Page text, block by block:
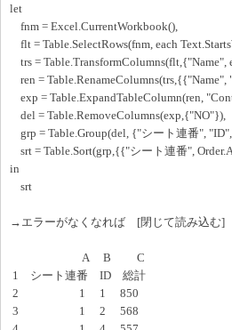
let
fnm = Excel.CurrentWorkbook(),
flt = Table.SelectRows(fnm, each
trs = Table.TransformColumns(flt,{"Name",
ren =
exp = Table.ExpandTableColumn(ren,
del = Table.RemoveColumns(exp,{"NO"}),
grp = Table.Group(del, {"シート連番",
srt = Table.Sort(grp,{{"シート連番",
in
srt
→エラーがなくなれば [閉じて読み込む]
A B C
1 シート連番 ID 総計
2 1 1 850
3 1 2 568